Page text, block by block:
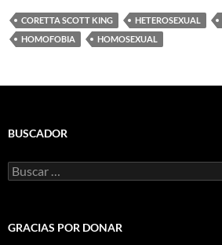
CORETTA SCOTT KING HETEROSEXUAL
HOMOFOBIA
HOMOSEXUAL
BUSCADOR
Buscar:
GRACIAS POR DONAR